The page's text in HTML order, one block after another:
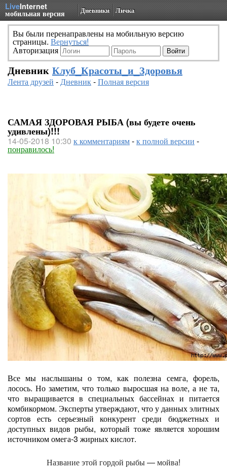
LiveInternet
мобильная версия Дневники Личка
Вы были перенаправлены на мобильную версию
страницы. Вернуться!
Авторизация
Дневник Клуб_Красоты_и_Здоровья
Лента друзей -Дневник-Полная версия
САМАЯ ЗДОРОВАЯ РЫБА (вы будете очень
удивлены)!!!
14-05-2018 10:30 к комментариям-к полной версии -
понравилось!
Все мы наслышаны о том, как полезна семга, форель,
лосось. Но заметим, что только выросшая на воле, а не та,
что выращивается в специальных бассейнах и питается
комбикормом. Эксперты утверждают, что у данных элитных
сортов есть серьезный конкурент среди бюджетных и
доступных видов рыбы, который тоже является хорошим
источником омега-3 жирных кислот.
Название этой гордой рыбы — мойва!